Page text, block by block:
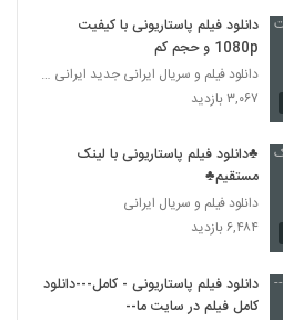
دانلود فیلم پاستاریونی با کیفیت
1080p و حجم کم
دانلود فیلم و سریال ایرانی جدید ایرانی (قانونی)
۳,۰۶۷ بازدید
♣دانلود فیلم پاستاریونی با لینک
مستقیم♣
دانلود فیلم و سریال ایرانی
۶,۴۸۴ بازدید
دانلود فیلم پاستاریونی - کامل---دانلود
کامل فیلم در سایت ما--